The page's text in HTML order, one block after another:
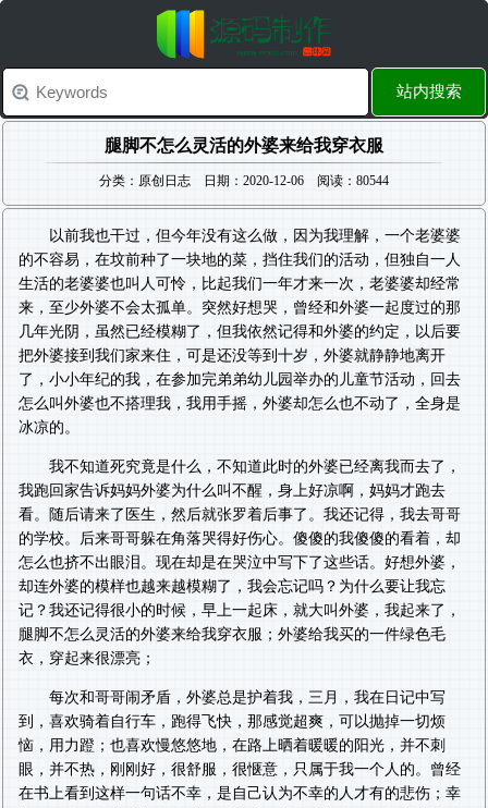
站内搜索
腿脚不怎么灵活的外婆来给我穿衣服
分类：原创日志 日期：2020-12-06 阅读：80544
以前我也干过，但今年没有这么做，因为我理解，一个老婆婆
的不容易，在坟前种了一块地的菜，挡住我们的活动，但独自一人
生活的老婆婆也叫人可怜，比起我们一年才来一次，老婆婆却经常
来，至少外婆不会太孤单。突然好想哭，曾经和外婆一起度过的那
几年光阴，虽然已经模糊了，但我依然记得和外婆的约定，以后要
把外婆接到我们家来住，可是还没等到十岁，外婆就静静地离开
了，小小年纪的我，在参加完弟弟幼儿园举办的儿童节活动，回去
怎么叫外婆也不搭理我，我用手摇，外婆却怎么也不动了，全身是
冰凉的。
我不知道死究竟是什么，不知道此时的外婆已经离我而去了，
我跑回家告诉妈妈外婆为什么叫不醒，身上好凉啊，妈妈才跑去
看。随后请来了医生，然后就张罗着后事了。我还记得，我去哥哥
的学校。后来哥哥躲在角落哭得好伤心。傻傻的我傻傻的看着，却
怎么也挤不出眼泪。现在却是在哭泣中写下了这些话。好想外婆，
却连外婆的模样也越来越模糊了，我会忘记吗？为什么要让我忘
记？我还记得很小的时候，早上一起床，就大叫外婆，我起来了，
腿脚不怎么灵活的外婆来给我穿衣服；外婆给我买的一件绿色毛
衣，穿起来很漂亮；
每次和哥哥闹矛盾，外婆总是护着我，三月，我在日记中写
到，喜欢骑着自行车，跑得飞快，那感觉超爽，可以抛掉一切烦
恼，用力蹬；也喜欢慢悠悠地，在路上晒着暖暖的阳光，并不刺
眼，并不热，刚刚好，很舒服，很惬意，只属于我一个人的。曾经
在书上看到这样一句话不幸，是自己认为不幸的人才有的悲伤；幸